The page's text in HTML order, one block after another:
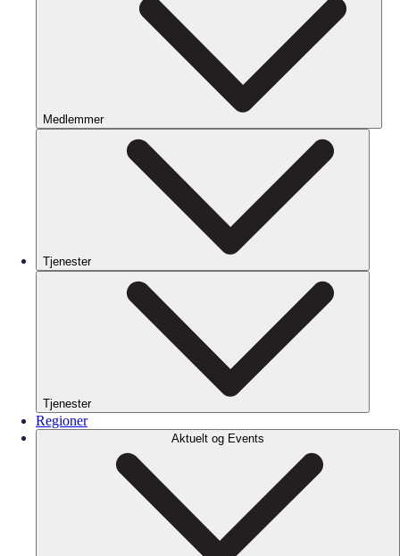
Medlemmer
Tjenester
Tjenester
Regioner
Aktuelt og Events